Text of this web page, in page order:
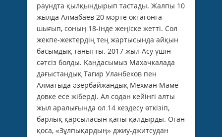
раундта қылқындырып тас­тады. Жалпы 10
жылда Алмабаев 20 мәр­те октагонға
шығып, соның 18-інде жеңіс­ке жетті. Сол
жекпе-жектердің тең жарты­сында айқын
басымдық танытты. 2017 жыл Асу үшін
сәтсіз болды. Қандасымыз Махачкалада
дағыстандық Тагир Уланбеков пен
Алматыда әзербайжандық Мехман Маме­
довке есе жіберді. Ал содан кейінгі алты
жыл аралығында ол 14 кездесу өткізіп,
барлық қарсыласын қапы қалдырды. Оған
қоса, «Зұлпықардың» джиу-джитсудан